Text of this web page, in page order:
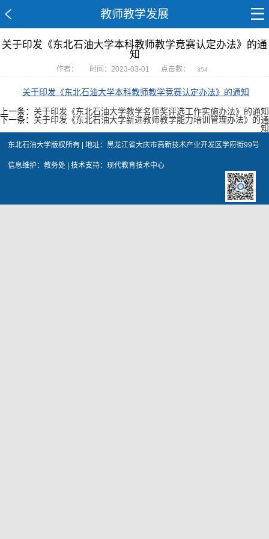
教师教学发展
关于印发《东北石油大学本科教师教学竞赛认定办法》的通
知
作者： 时间：2023-03-01 点击数： 354
关于印发《东北石油大学本科教师教学竞赛认定办法》的通知
上一条： 关于印发《东北石油大学教学名师奖评选工作实施办法》的通知
下一条： 关于印发《东北石油大学新进教师教学能力培训管理办法》的通
知
东北石油大学版权所有 | 地址：黑龙江省大庆市高新技术产业开发区学府街99号
信息维护：教务处 | 技术支持：现代教育技术中心